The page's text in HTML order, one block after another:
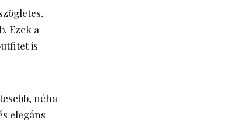
Ezek a
is
néha
elegáns